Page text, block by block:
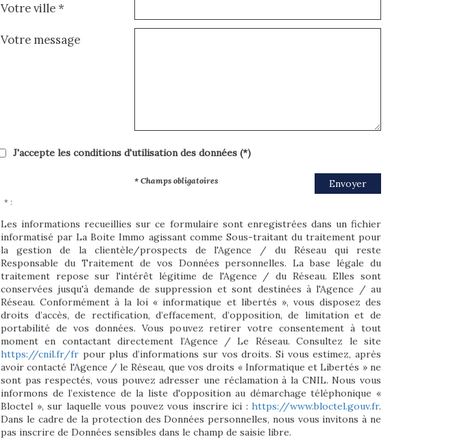
Votre ville *
Votre message
J'accepte les conditions d'utilisation des données (*)
Envoyer
* Champs obligatoires
* :
Les informations recueillies sur ce formulaire sont enregistrées dans un fichier
informatisé par La Boite Immo agissant comme Sous-traitant du traitement pour
la gestion de la clientèle/prospects de l'Agence / du Réseau qui reste
Responsable du Traitement de vos Données personnelles. La base légale du
traitement repose sur l'intérêt légitime de l'Agence / du Réseau. Elles sont
conservées jusqu'à demande de suppression et sont destinées à l'Agence / au
Réseau. Conformément à la loi « informatique et libertés », vous disposez des
droits d’accès, de rectification, d’effacement, d’opposition, de limitation et de
portabilité de vos données. Vous pouvez retirer votre consentement à tout
moment en contactant directement l’Agence / Le Réseau. Consultez le site
https://cnil.fr/fr pour plus d’informations sur vos droits. Si vous estimez, après
avoir contacté l'Agence / le Réseau, que vos droits « Informatique et Libertés » ne
sont pas respectés, vous pouvez adresser une réclamation à la CNIL. Nous vous
informons de l’existence de la liste d'opposition au démarchage téléphonique «
Bloctel », sur laquelle vous pouvez vous inscrire ici : https://www.bloctel.gouv.fr.
Dans le cadre de la protection des Données personnelles, nous vous invitons à ne
pas inscrire de Données sensibles dans le champ de saisie libre.